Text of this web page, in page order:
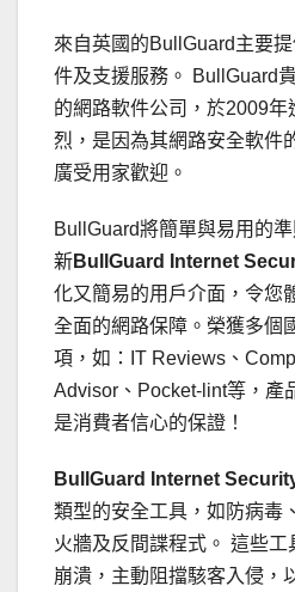
來自英國的BullGuard主要
件及支援服務。 BullGuard
的網路軟件公司，於2009
烈，是因為其網路安全軟件
廣受用家歡迎。
BullGuard將簡單與易用的
新BullGuard Internet
化又簡易的用戶介面，令您
全面的網路保障。榮獲多個
項，如：IT Reviews、
Advisor、Pocket-lint等，產
是消費者信心的保證！
BullGuard Internet
類型的安全工具，如防病毒
火牆及反間諜程式。 這些
崩潰，主動阻擋駭客入侵，